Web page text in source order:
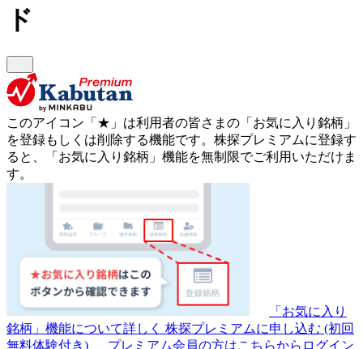
ド
このアイコン 「★」 は利用者の皆さまの 「お気に入り銘柄」
を登録もしくは削除する機能です。 株探プレミアムに登録す
ると、「お気に入り銘柄」機能を無制限でご利用いただけま
す。
「お気に入り
銘柄」機能について詳しく 株探プレミアムに申し込む (初回
無料体験付き)
プレミアム会員の方はこちらからログイン